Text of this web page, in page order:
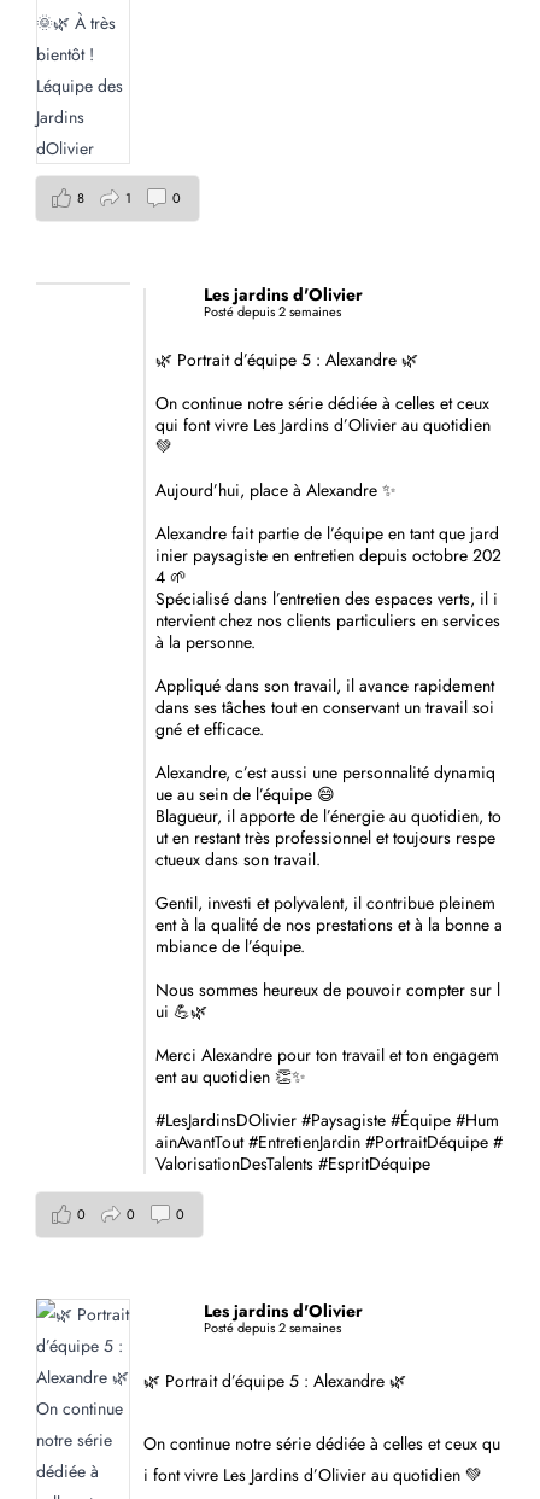
8 1 0
Les jardins d'Olivier
Posté depuis 2 semaines
🌿 Portrait d’équipe 5 : Alexandre 🌿
On continue notre série dédiée à celles et ceux
qui font vivre Les Jardins d’Olivier au quotidien
💚
Aujourd’hui, place à Alexandre ✨
Alexandre fait partie de l’équipe en tant que jard
inier paysagiste en entretien depuis octobre 202
4 🌱
Spécialisé dans l’entretien des espaces verts, il i
ntervient chez nos clients particuliers en services
à la personne.
Appliqué dans son travail, il avance rapidement
dans ses tâches tout en conservant un travail soi
gné et efficace.
Alexandre, c’est aussi une personnalité dynamiq
ue au sein de l’équipe 😄
Blagueur, il apporte de l’énergie au quotidien, to
ut en restant très professionnel et toujours respe
ctueux dans son travail.
Gentil, investi et polyvalent, il contribue pleinem
ent à la qualité de nos prestations et à la bonne a
mbiance de l’équipe.
Nous sommes heureux de pouvoir compter sur l
ui 💪🌿
Merci Alexandre pour ton travail et ton engagem
ent au quotidien 👏✨
#LesJardinsDOlivier#Paysagiste #Équipe #Hum
ainAvantTout #EntretienJardin #PortraitDéquipe #
ValorisationDesTalents #EspritDéquipe
0 0 0
Les jardins d'Olivier
Posté depuis 2 semaines
🌿 Portrait d’équipe 5 : Alexandre 🌿
On continue notre série dédiée à celles et ceux qu
i font vivre Les Jardins d’Olivier au quotidien 💚